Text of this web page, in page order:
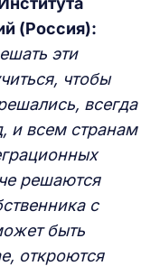
(Россия):
эти
чтобы
всегда
и всем странам
решаются
с
быть
откроются